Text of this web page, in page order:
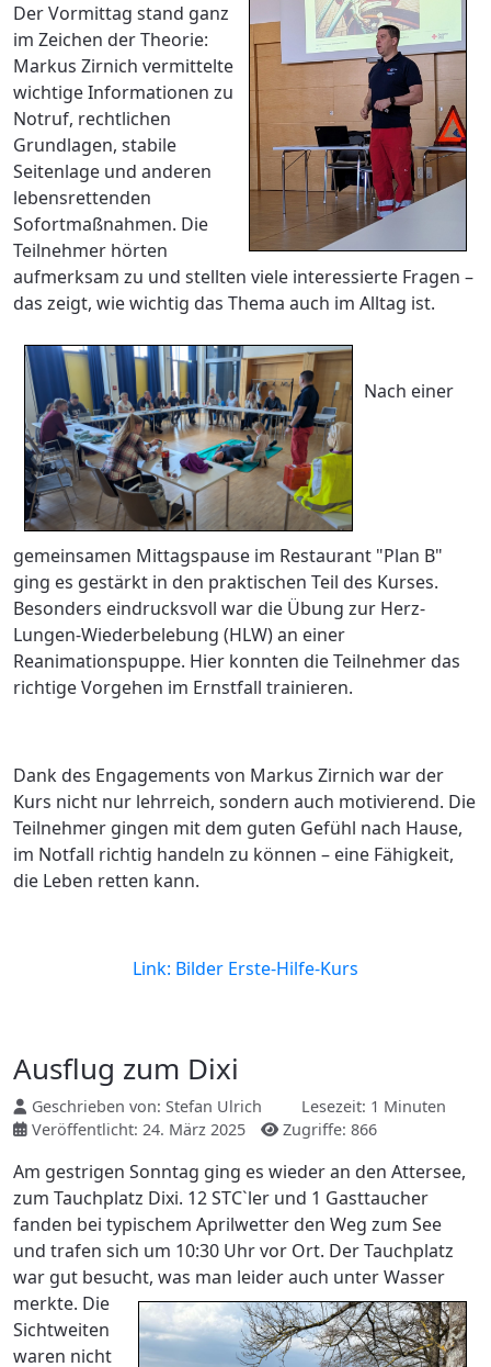
Der Vormittag stand ganz
im Zeichen der Theorie:
Markus Zirnich vermittelte
wichtige Informationen zu
Notruf, rechtlichen
Grundlagen, stabile
Seitenlage und anderen
lebensrettenden
Sofortmaßnahmen. Die
Teilnehmer hörten
aufmerksam zu und stellten viele interessierte Fragen –
das zeigt, wie wichtig das Thema auch im Alltag ist.
Nach einer
gemeinsamen Mittagspause im Restaurant "Plan B"
ging es gestärkt in den praktischen Teil des Kurses.
Besonders eindrucksvoll war die Übung zur Herz-
Lungen-Wiederbelebung (HLW) an einer
Reanimationspuppe. Hier konnten die Teilnehmer das
richtige Vorgehen im Ernstfall trainieren.
Dank des Engagements von Markus Zirnich war der
Kurs nicht nur lehrreich, sondern auch motivierend. Die
Teilnehmer gingen mit dem guten Gefühl nach Hause,
im Notfall richtig handeln zu können – eine Fähigkeit,
die Leben retten kann.
Link: Bilder Erste-Hilfe-Kurs
Ausflug zum Dixi
Geschrieben von: Stefan Ulrich
Lesezeit: 1 Minuten
Veröffentlicht: 24. März 2025
Zugriffe: 866
Am gestrigen Sonntag ging es wieder an den Attersee,
zum Tauchplatz Dixi. 12 STC`ler und 1 Gasttaucher
fanden bei typischem Aprilwetter den Weg zum See
und trafen sich um 10:30 Uhr vor Ort. Der Tauchplatz
war gut besucht, was man leider auch unter Wasser
merkte. Die
Sichtweiten
waren nicht